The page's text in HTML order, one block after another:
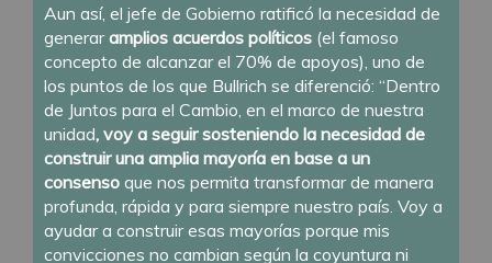
Aun así, el jefe de Gobierno ratificó la necesidad de
generaramplios acuerdos políticos (el famoso
concepto de alcanzar el 70% de apoyos), uno de
los puntos de los que Bullrich se diferenció: “Dentro
de Juntos para el Cambio, en el marco de nuestra
unidad, voy a seguir sosteniendo la necesidad de
construir una amplia mayoría en base a un
consenso que nos permita transformar de manera
profunda, rápida y para siempre nuestro país. Voy a
ayudar a construir esas mayorías porque mis
convicciones no cambian según la coyuntura ni